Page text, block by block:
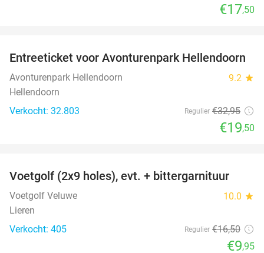
€17,50
41%
Entreeticket voor Avonturenpark Hellendoorn
Avonturenpark Hellendoorn 9.2 star
Hellendoorn
Verkocht: 32.803
Regulier €32,95
€19,50
40%
Voetgolf (2x9 holes), evt. + bittergarnituur
Voetgolf Veluwe 10.0 star
Lieren
Verkocht: 405
Regulier €16,50
€9,95